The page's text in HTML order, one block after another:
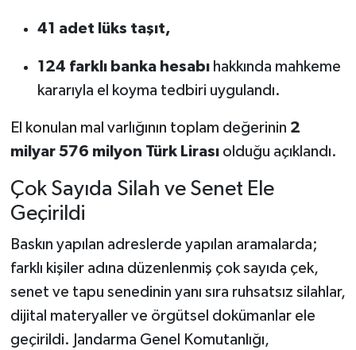
41 adet lüks taşıt,
124 farklı banka hesabıhakkında mahkeme
kararıyla el koyma tedbiri uygulandı.
El konulan mal varlığının toplam değerinin 2
milyar 576 milyon Türk Lirasıolduğu açıklandı.
Çok Sayıda Silah ve Senet Ele
Geçirildi
Baskın yapılan adreslerde yapılan aramalarda;
farklı kişiler adına düzenlenmiş çok sayıda çek,
senet ve tapu senedinin yanı sıra ruhsatsız silahlar,
dijital materyaller ve örgütsel dokümanlar ele
geçirildi. Jandarma Genel Komutanlığı,